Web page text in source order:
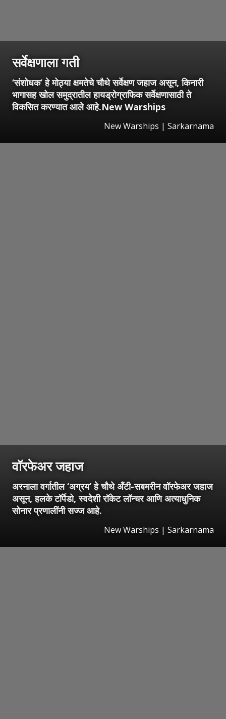
सर्वेक्षणाला गती
‘संशोधक’ हे मोठ्या क्षमतेचे चौथे सर्वेक्षण जहाज असून, किनारी
भागासह खोल समुद्रातील हायड्रोग्राफिक सर्वेक्षणासाठी ते
विकसित करण्यात आले आहे.New Warships
New Warships | Sarkarnama
वॉरफेअर जहाज
अरनाला वर्गातील ‘अग्रय’ हे चौथे अँटी-सबमरीन वॉरफेअर जहाज
असून, हलके टॉर्पेडो, स्वदेशी रॉकेट लॉन्चर आणि अत्याधुनिक
सोनार प्रणालींनी सज्ज आहे.
New Warships | Sarkarnama